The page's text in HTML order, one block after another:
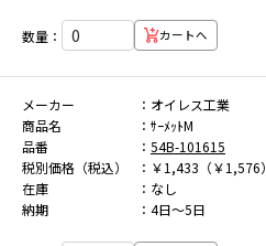
数量： カートへ
メーカー
オイレス工業
商品名
ｻｰﾒｯﾄM
品番
54B-101615
税別価格（税込）
￥1,433（￥1,576）
在庫
なし
納期
4日～5日